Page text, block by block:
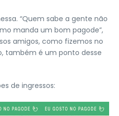
“Quem sabe a gente não
manda um bom pagode”,
amigos, como fizemos no
também é um ponto desse
de ingressos: